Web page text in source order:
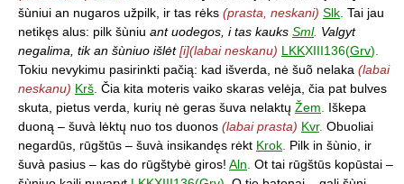
šùniui an nugaros užpilk, ir tas rėks (prasta, neskani) Slk. Tai jau
netikęs alus: pilk šùniu ant uodegos, i tas kauks Sml. Valgyt
negalima, tik an šùniuo išlėt[i](labai neskanu) LKKXIII136(Grv).
Tokiu nevykimu pasirinkti pačią: kad išverda, nė šuõ nelaka (labai
neskanu) Krš. Čia kita moteris vaiko skaras velėja, čia pat bulves
skuta, pietus verda, kurių nė geras šuva nelaktų Žem. Iškepa
duoną – šuvà lėktų nuo tos duonos (labai prasta) Kvr. Obuoliai
negardūs, rūgštūs – šuvà insikandęs rėkt Krok. Pilk in šùnio, ir
šuvà pasius – kas do rūgštybė giros! Aln. Ot tai rūgštūs kopūstai –